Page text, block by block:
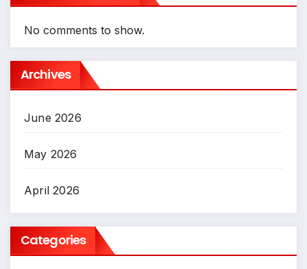
No comments to show.
Archives
June 2026
May 2026
April 2026
Categories